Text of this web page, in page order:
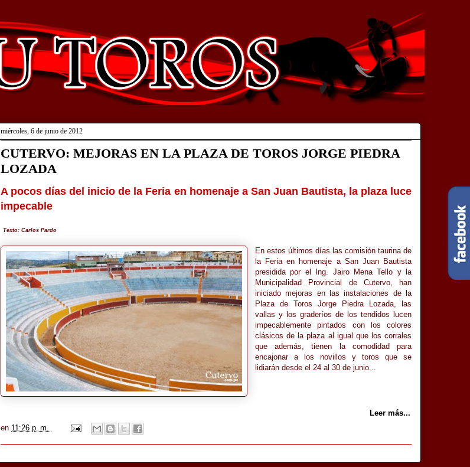
miércoles, 6 de junio de 2012
CUTERVO: MEJORAS EN LA PLAZA DE TOROS JORGE PIEDRA
LOZADA
A pocos días del inicio de la Feria en homenaje a San Juan Bautista, la plaza luce
impecable
Texto: Carlos Pardo
En estos últimos días las comisión taurina de
la Feria en homenaje a San Juan Bautista
presidida por el Ing. Jairo Mena Tello y la
Municipalidad Provincial de Cutervo, han
iniciado mejoras en las instalaciones de la
Plaza de Toros Jorge Piedra Lozada, las
vallas y los graderíos de los tendidos lucen
impecablemente pintados con los colores
clásicos de la plaza al igual que los corrales
que además, tienen la comodidad para
encajonar a los novillos y toros que se
lidiarán desde el 24 al 30 de junio...
Leer más...
en 11:26 p. m.